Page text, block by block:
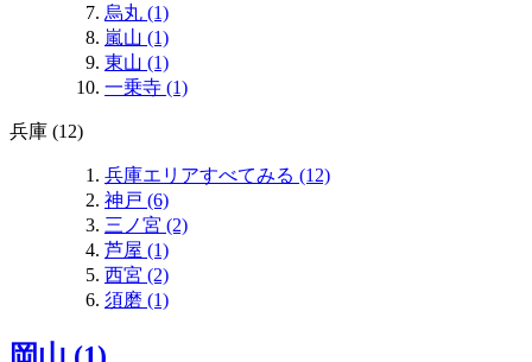
烏丸 (1)
嵐山 (1)
東山 (1)
一乗寺 (1)
兵庫 (12)
兵庫エリアすべてみる (12)
神戸 (6)
三ノ宮 (2)
芦屋 (1)
西宮 (2)
須磨 (1)
岡山 (1)